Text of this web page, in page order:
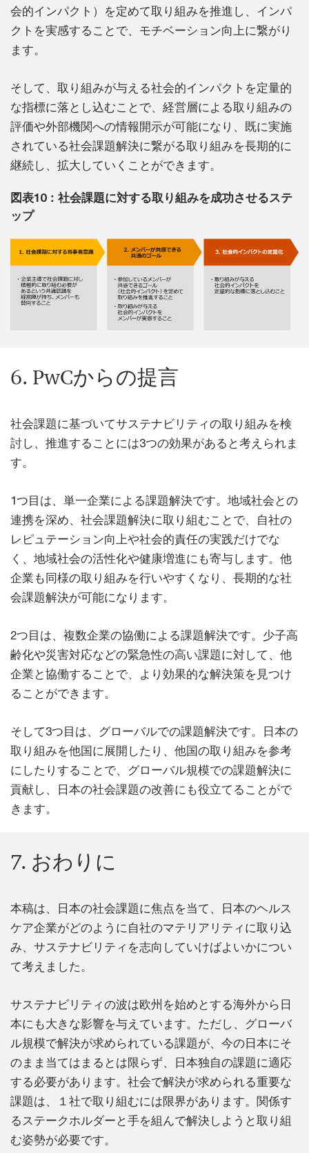
会的インパクト）を定めて取り組みを推進し、インパ
クトを実感することで、モチベーション向上に繋がり
ます。
そして、取り組みが与える社会的インパクトを定量的
な指標に落とし込むことで、経営層による取り組みの
評価や外部機関への情報開示が可能になり、既に実施
されている社会課題解決に繋がる取り組みを長期的に
継続し、拡大していくことができます。
図表10：社会課題に対する取り組みを成功させるステ
ップ
6. PwCからの提言
社会課題に基づいてサステナビリティの取り組みを検
討し、推進することには3つの効果があると考えられま
す。
1つ目は、単一企業による課題解決です。地域社会との
連携を深め、社会課題解決に取り組むことで、自社の
レピュテーション向上や社会的責任の実践だけでな
く、地域社会の活性化や健康増進にも寄与します。他
企業も同様の取り組みを行いやすくなり、長期的な社
会課題解決が可能になります。
2つ目は、複数企業の協働による課題解決です。少子高
齢化や災害対応などの緊急性の高い課題に対して、他
企業と協働することで、より効果的な解決策を見つけ
ることができます。
そして3つ目は、グローバルでの課題解決です。日本の
取り組みを他国に展開したり、他国の取り組みを参考
にしたりすることで、グローバル規模での課題解決に
貢献し、日本の社会課題の改善にも役立てることがで
きます。
7. おわりに
本稿は、日本の社会課題に焦点を当て、日本のヘルス
ケア企業がどのように自社のマテリアリティに取り込
み、サステナビリティを志向していけばよいかについ
て考えました。
サステナビリティの波は欧州を始めとする海外から日
本にも大きな影響を与えています。ただし、グローバ
ル規模で解決が求められている課題が、今の日本にそ
のまま当てはまるとは限らず、日本独自の課題に適応
する必要があります。社会で解決が求められる重要な
課題は、１社で取り組むには限界があります。関係す
るステークホルダーと手を組んで解決しようと取り組
む姿勢が必要です。